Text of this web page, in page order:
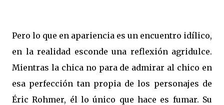
Pero lo que en apariencia es un encuentro idílico,
en la realidad esconde una reflexión agridulce.
Mientras la chica no para de admirar al chico en
esa perfección tan propia de los personajes de
Éric Rohmer, él lo único que hace es fumar. Su